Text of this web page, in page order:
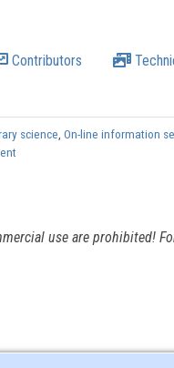
Contributors
science,On-line information
use are prohibited!